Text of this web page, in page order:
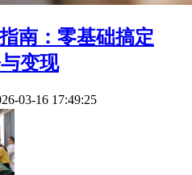
南：零基础搞定
变现
03-16 17:49:25